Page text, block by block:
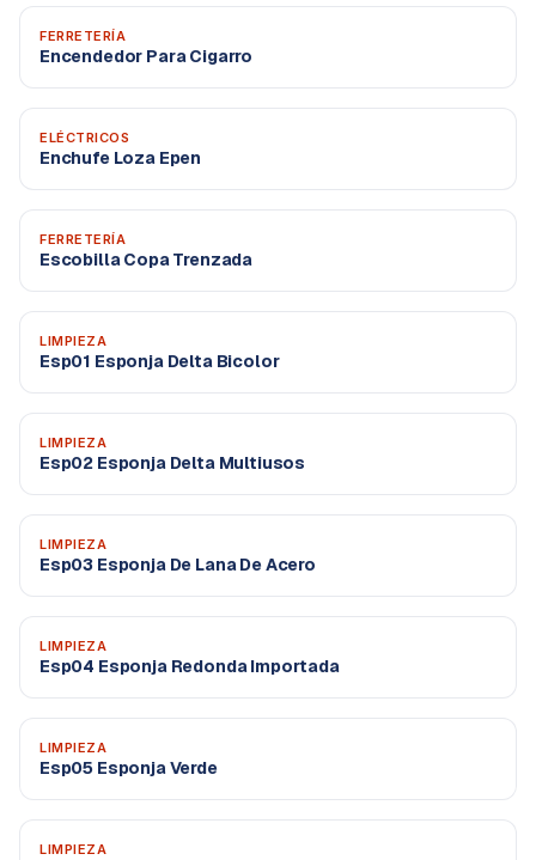
FERRETERÍA
Encendedor Para Cigarro
ELÉCTRICOS
Enchufe Loza Epen
FERRETERÍA
Escobilla Copa Trenzada
LIMPIEZA
Esp01 Esponja Delta Bicolor
LIMPIEZA
Esp02 Esponja Delta Multiusos
LIMPIEZA
Esp03 Esponja De Lana De Acero
LIMPIEZA
Esp04 Esponja Redonda Importada
LIMPIEZA
Esp05 Esponja Verde
LIMPIEZA